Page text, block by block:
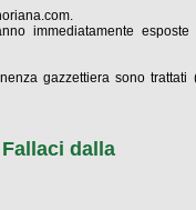
immediatamente esposte
gazzettiera sono trattati
dalla